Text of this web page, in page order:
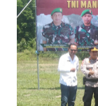
WN
KEPULAUAN
SERIBU
WN